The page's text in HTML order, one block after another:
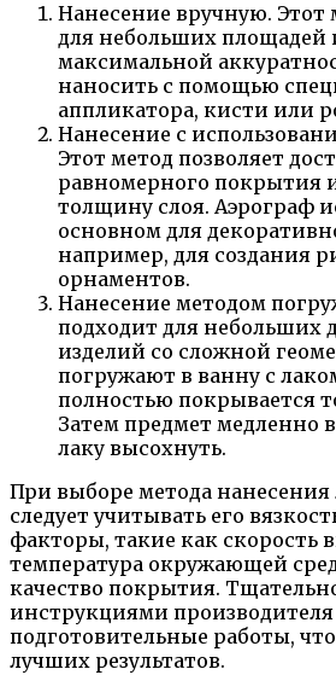
Нанесение вручную. Этот
для небольших площадей
максимальной
наносить с помощью
аппликатора, кисти или
Нанесение с
Этот метод позволяет
равномерного покрытия
толщину слоя. Аэрограф
основном для
например, для создания
орнаментов.
Нанесение методом
подходит для небольших
изделий со сложной
погружают в ванну с
полностью покрывается
Затем предмет медленно
лаку высохнуть.
При выборе метода нанесения
следует учитывать его
факторы, такие как скорость
температура окружающей
качество покрытия.
инструкциями
подготовительные работы,
лучших результатов.